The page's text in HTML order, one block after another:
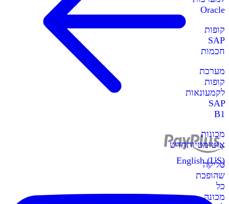
Oracle
קופות
SAP
חכמות
מערכת
קופות
לקמעונאות
SAP
B1
מכונות
אוטומטיותחדש
סליקה
שהופכת
כל
מכונה
English (US)